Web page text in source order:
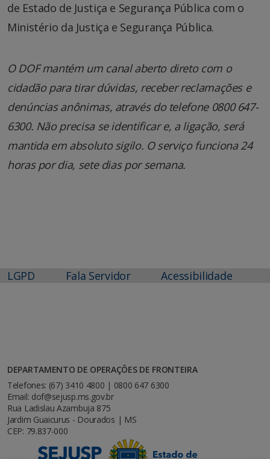
de Estado de Justiça e Segurança Pública com o
Ministério da Justiça e Segurança Pública.
O DOF mantém um canal aberto direto com o
cidadão para tirar dúvidas, receber reclamações e
denúncias anônimas, através do telefone 0800 647-
6300. Não precisa se identificar e, a ligação, será
mantida em absoluto sigilo. O serviço funciona 24
horas por dia, sete dias por semana.
LGPD Fala Servidor Acessibilidade
DEPARTAMENTO DE OPERAÇÕES DE FRONTEIRA
Telefones: (67) 3410 4800 | 0800 647 6300
Email: dof@sejusp.ms.gov.br
Rua Ladislau Azambuja 875
Jardim Guaicurus - Dourados | MS
CEP: 79.837-000